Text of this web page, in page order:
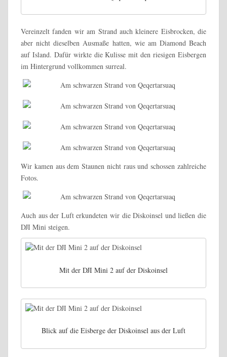
Vereinzelt fanden wir am Strand auch kleinere Eisbrocken, die
aber nicht dieselben Ausmaße hatten, wie am Diamond Beach
auf Island. Dafür wirkte die Kulisse mit den riesigen Eisbergen
im Hintergrund vollkommen surreal.
Wir kamen aus dem Staunen nicht raus und schossen zahlreiche
Fotos.
Auch aus der Luft erkundeten wir die Diskoinsel und ließen die
DJI Mini steigen.
Mit der DJI Mini 2 auf der Diskoinsel
Blick auf die Eisberge der Diskoinsel aus der Luft